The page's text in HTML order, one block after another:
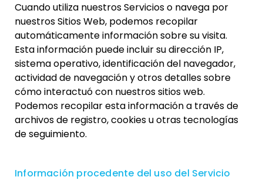
Cuando utiliza nuestros Servicios o navega por
nuestros Sitios Web, podemos recopilar
automáticamente información sobre su visita.
Esta información puede incluir su dirección IP,
sistema operativo, identificación del navegador,
actividad de navegación y otros detalles sobre
cómo interactuó con nuestros sitios web.
Podemos recopilar esta información a través de
archivos de registro, cookies u otras tecnologías
de seguimiento.
Información procedente del uso del Servicio